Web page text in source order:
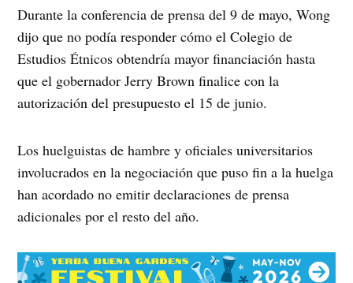
Durante la conferencia de prensa del 9 de mayo, Wong
dijo que no podía responder cómo el Colegio de
Estudios Étnicos obtendría mayor financiación hasta
que el gobernador Jerry Brown finalice con la
autorización del presupuesto el 15 de junio.
Los huelguistas de hambre y oficiales universitarios
involucrados en la negociación que puso fin a la huelga
han acordado no emitir declaraciones de prensa
adicionales por el resto del año.